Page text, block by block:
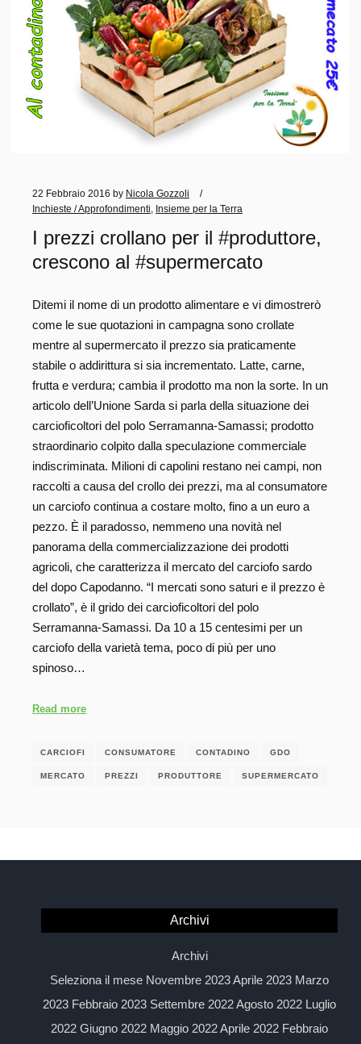
22 Febbraio 2016 by Nicola Gozzoli
Inchieste / Approfondimenti
Insieme per la Terra
I prezzi crollano per il #produttore,
crescono al #supermercato
Ditemi il nome di un prodotto alimentare e vi dimostrerò
come le sue quotazioni in campagna sono crollate
mentre al supermercato il prezzo sia praticamente
stabile o addirittura si sia incrementato. Latte, carne,
frutta e verdura; cambia il prodotto ma non la sorte. In un
articolo dell’Unione Sarda si parla della situazione dei
carcioficoltori del polo Serramanna-Samassi; prodotto
straordinario colpito dalla speculazione commerciale
indiscriminata. Milioni di capolini restano nei campi, non
raccolti a causa del crollo dei prezzi, ma al consumatore
un carciofo continua a costare molto, fino a un euro a
pezzo. È il paradosso, nemmeno una novità nel
panorama della commercializzazione dei prodotti
agricoli, che caratterizza il mercato del carciofo sardo
del dopo Capodanno. “I mercati sono saturi e il prezzo è
crollato”, è il grido dei carcioficoltori del polo
Serramanna-Samassi. Da 10 a 15 centesimi per un
carciofo della varietà tema, poco di più per uno
spinoso…
Read more
CARCIOFI CONSUMATORE CONTADINO GDO
MERCATO PREZZI PRODUTTORE SUPERMERCATO
Archivi
Archivi
Seleziona il mese Novembre 2023 Aprile 2023 Marzo
2023 Febbraio 2023 Settembre 2022 Agosto 2022 Luglio
2022 Giugno 2022 Maggio 2022 Aprile 2022 Febbraio